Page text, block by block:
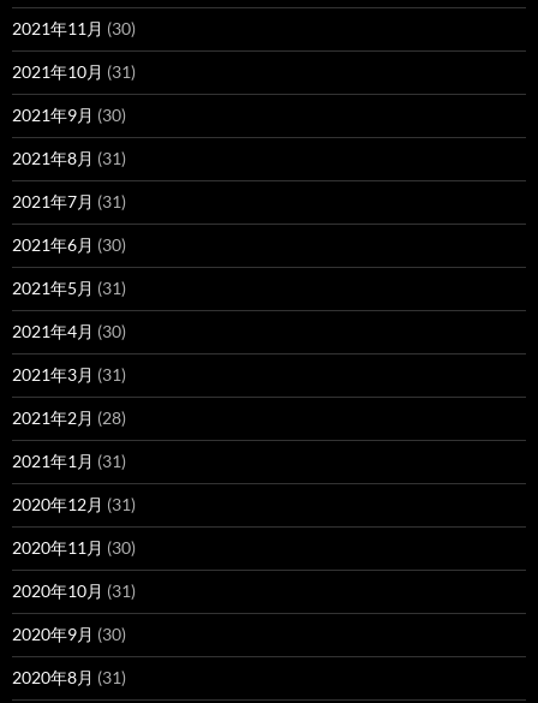
2021年11月 (30)
2021年10月 (31)
2021年9月 (30)
2021年8月 (31)
2021年7月 (31)
2021年6月 (30)
2021年5月 (31)
2021年4月 (30)
2021年3月 (31)
2021年2月 (28)
2021年1月 (31)
2020年12月 (31)
2020年11月 (30)
2020年10月 (31)
2020年9月 (30)
2020年8月 (31)